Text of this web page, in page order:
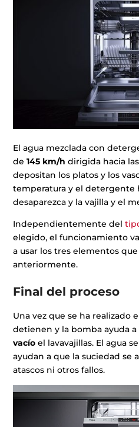
El agua mezclada con
de145 km/hdirigida hacia
depositan los platos y los
temperatura y el detergente
desaparezca y la vajilla y el
Independientemente del
elegido, el funcionamiento
a usar los tres elementos
anteriormente.
Final del proceso
Una vez que se ha realizado
detienen y la bomba ayuda
vacío el lavavajillas. El agua
ayudan a que la suciedad se
atascos ni otros fallos.